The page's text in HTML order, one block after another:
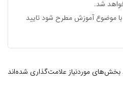
شد.
با موضوع آموزش مطرح شود تایید
بخش‌های موردنیاز علامت‌گذاری شده‌اند